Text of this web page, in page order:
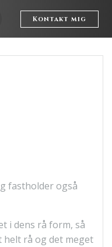
Kontakt mig
fastholder også
i dens rå form, så
helt rå og det meget